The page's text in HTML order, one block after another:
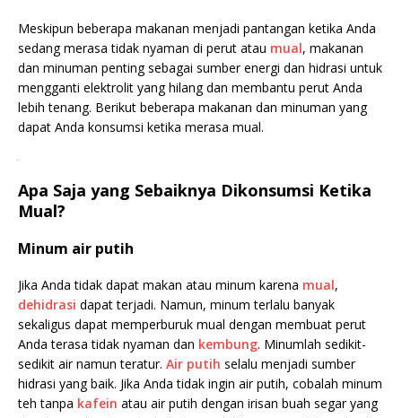
Meskipun beberapa makanan menjadi pantangan ketika Anda
sedang merasa tidak nyaman di perut atau mual, makanan
dan minuman penting sebagai sumber energi dan hidrasi untuk
mengganti elektrolit yang hilang dan membantu perut Anda
lebih tenang. Berikut beberapa makanan dan minuman yang
dapat Anda konsumsi ketika merasa mual.
Apa Saja yang Sebaiknya Dikonsumsi Ketika
Mual?
Minum air putih
Jika Anda tidak dapat makan atau minum karena mual,
dehidrasi dapat terjadi. Namun, minum terlalu banyak
sekaligus dapat memperburuk mual dengan membuat perut
Anda terasa tidak nyaman dan kembung. Minumlah sedikit-
sedikit air namun teratur. Air putih selalu menjadi sumber
hidrasi yang baik. Jika Anda tidak ingin air putih, cobalah minum
teh tanpa kafein atau air putih dengan irisan buah segar yang